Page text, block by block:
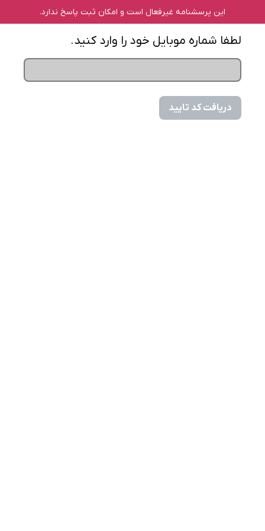
این پرسشنامه غیر‌فعال است و امکان ثبت پاسخ ندارد.
لطفا شماره موبایل خود را وارد کنید.
دریافت کد تایید